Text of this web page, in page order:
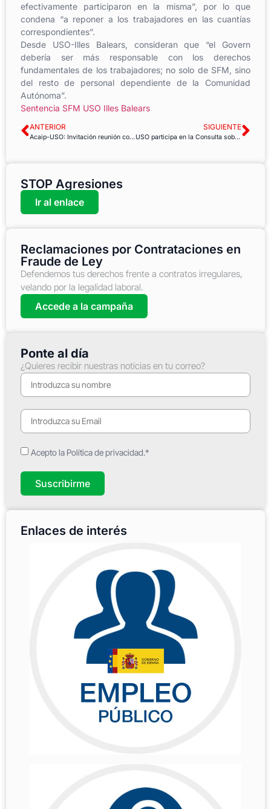
efectivamente participaron en la misma”, por lo que
condena “a reponer a los trabajadores en las cuantías
correspondientes”.
Desde USO-Illes Balears, consideran que “el Govern
debería ser más responsable con los derechos
fundamentales de los trabajadores; no solo de SFM, sino
del resto de personal dependiente de la Comunidad
Autónoma”.
Sentencia SFM USO Illes Balears
ANTERIOR
Acaip-USO: Invitación reunión con organizaciones sindicales
SIGUIENTE
USO participa en la Consulta sobre el Pacto Mundial de Migraciones
STOP Agresiones
Ir al enlace
Reclamaciones por Contrataciones en
Fraude de Ley
Defendemos tus derechos frente a contratos irregulares,
velando por la legalidad laboral.
Accede a la campaña
Ponte al día
¿Quieres recibir nuestras noticias en tu correo?
Acepto la Política de privacidad.*
Suscribirme
Enlaces de interés